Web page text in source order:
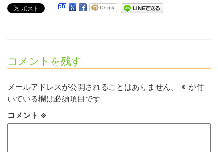
コメントを残す
メールアドレスが公開されることはありません。 ※ が付
いている欄は必須項目です
コメント ※